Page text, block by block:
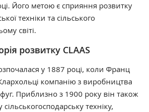
Його метою є сприяння розвитку
техніки та сільського
світі.
розвитку CLAAS
у 1887 році, коли Франц
компанію з виробництва
Приблизно з 1900 року він також
техніку,